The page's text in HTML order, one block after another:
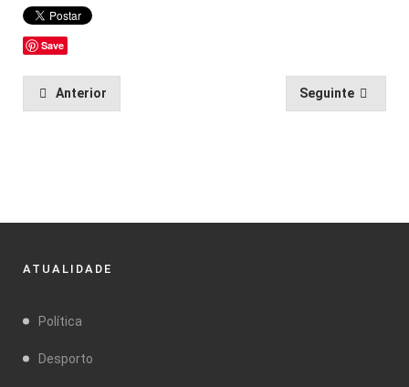
Save
Anterior Seguinte
ATUALIDADE
Política
Desporto